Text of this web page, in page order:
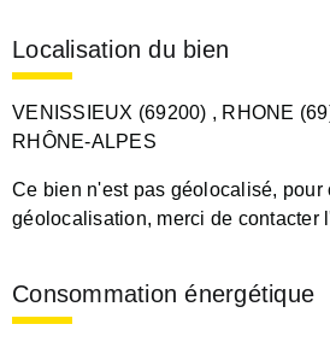
Localisation du bien
VENISSIEUX (69200) , RHONE
RHÔNE-ALPES
Ce bien n'est pas géolocalisé, pour
géolocalisation, merci de contacter
Consommation énergétique